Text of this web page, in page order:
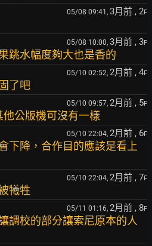
05/08 09:41, 3月前 , 2F
05/08 10:00, 3月前 , 3F
跳水幅度夠大也是香的
05/10 02:52, 2月前 , 4F
了吧
05/10 09:57, 2月前 , 5F
他公版機可沒有一樣
05/10 22:04, 2月前 , 6F
下降，合作目的應該是看上
05/10 22:04, 2月前 , 7F
犧牲
05/11 01:16, 2月前 , 8F
調校的部分讓索尼原本的人